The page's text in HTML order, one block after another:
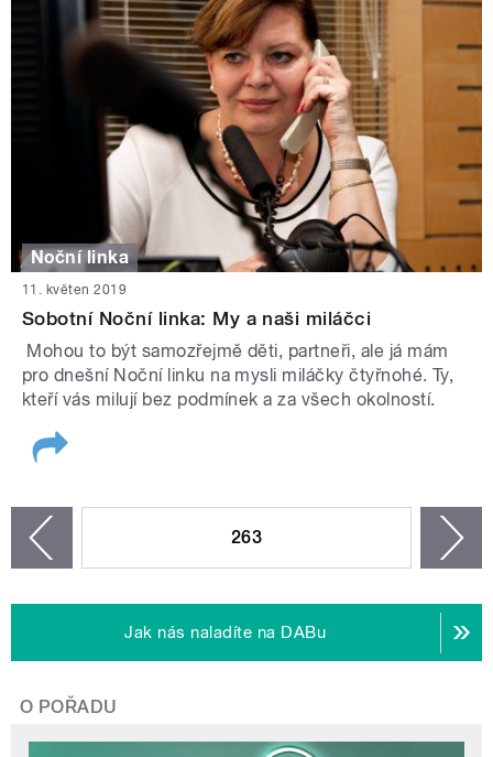
Noční linka
11. květen 2019
Sobotní Noční linka: My a naši miláčci
Mohou to být samozřejmě děti, partneři, ale já mám
pro dnešní Noční linku na mysli miláčky čtyřnohé. Ty,
kteří vás milují bez podmínek a za všech okolností.
263
Jak nás naladíte na DABu
O POŘADU